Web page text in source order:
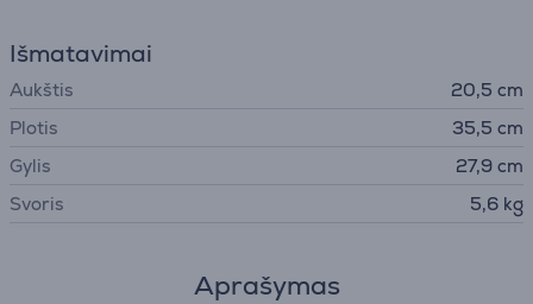
Išmatavimai
Aukštis
20,5 cm
Plotis
35,5 cm
Gylis
27,9 cm
Svoris
5,6 kg
Aprašymas